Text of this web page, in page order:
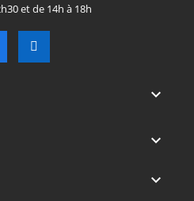
et de 14h à 18h


